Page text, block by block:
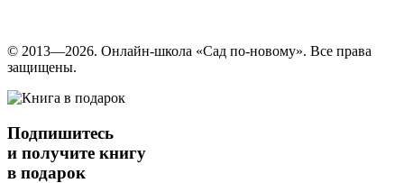
© 2013—2026. Онлайн-школа «Cад по-новому». Все права
защищены.
Подпишитесь
и получите книгу
в подарок